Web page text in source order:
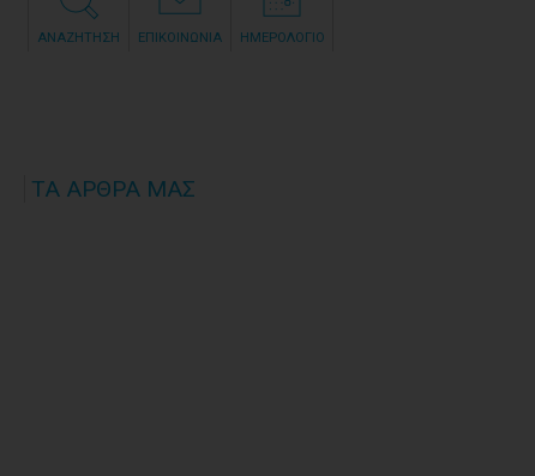
ΑΝΑΖΗΤΗΣΗ ΕΠΙΚΟΙΝΩΝΙΑ ΗΜΕΡΟΛΟΓΙΟ
ΤΑ ΑΡΘΡΑ ΜΑΣ